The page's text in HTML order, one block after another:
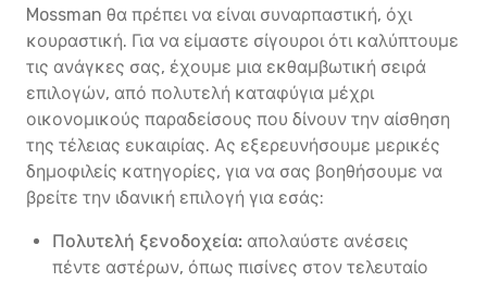
Mossman θα πρέπει να είναι συναρπαστική, όχι
κουραστική. Για να είμαστε σίγουροι ότι καλύπτουμε
τις ανάγκες σας, έχουμε μια εκθαμβωτική σειρά
επιλογών, από πολυτελή καταφύγια μέχρι
οικονομικούς παραδείσους που δίνουν την αίσθηση
της τέλειας ευκαιρίας. Ας εξερευνήσουμε μερικές
δημοφιλείς κατηγορίες, για να σας βοηθήσουμε να
βρείτε την ιδανική επιλογή για εσάς:
Πολυτελή ξενοδοχεία: απολαύστε ανέσεις
πέντε αστέρων, όπως πισίνες στον τελευταίο